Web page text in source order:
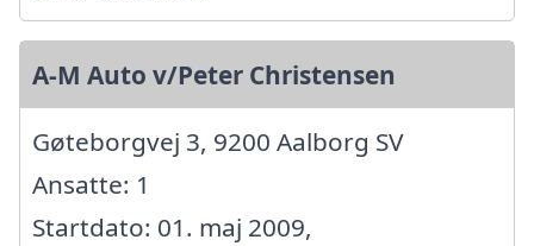
A-M Auto v/Peter Christensen
Gøteborgvej 3, 9200 Aalborg SV
Ansatte: 1
Startdato: 01. maj 2009,